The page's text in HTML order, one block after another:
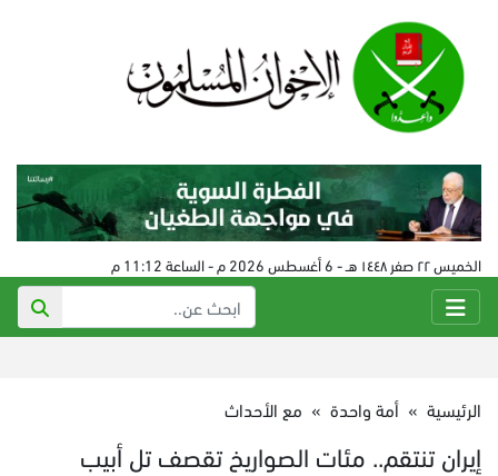
الخميس ٢٢ صفر ١٤٤٨ هـ - 6 أغسطس 2026 م - الساعة 11:12 م
الرئيسية » أمة واحدة » مع الأحداث
إيران تنتقم.. مئات الصواريخ تقصف تل أبيب